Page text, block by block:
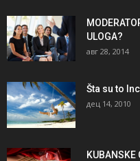
ULOGA?
авг 28, 2014
Šta su to
дец 14, 2010
KUBANSKE